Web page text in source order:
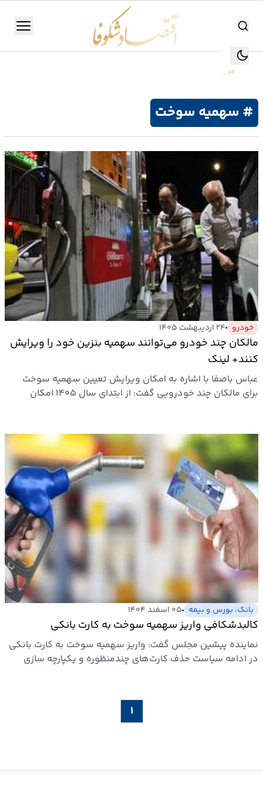
جستجو
منو
تولید
صنعت
انرژی
بانک،
بورس
و
بیمه
اقتصاد
جهان
بازار
و
تجارت
و
مسکن
اقتصاد
ایران
ارتباطات
خودرو
عمومی
نوتیف
شناور
# سهمیه سوخت
خودرو ۲۴ اردیبهشت ۱۴۰۵
مالکان چند خودرو می‌توانند سهمیه بنزین خود را ویرایش
کنند+ لینک
عباس باصفا با اشاره به امکان ویرایش تعیین سهمیه سوخت
برای مالکان چند خودرویی گفت: از ابتدای سال ۱۴۰۵ امکان
بانک، بورس و بیمه ۰۵ اسفند ۱۴۰۴
کالبدشکافی واریز سهمیه سوخت به کارت بانکی
نماینده پیشین مجلس گفت: واریز سهمیه سوخت به کارت بانکی
در ادامه سیاست حذف کارت‌‌های چندمنظوره و یکپارچه‌ سازی
۱